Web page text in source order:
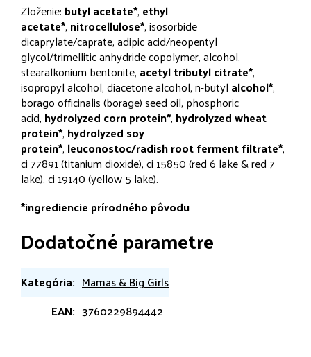
Zloženie: butyl acetate*, ethyl
acetate*, nitrocellulose*, isosorbide
dicaprylate/caprate, adipic acid/neopentyl
glycol/trimellitic anhydride copolymer, alcohol,
stearalkonium bentonite, acetyl tributyl citrate*,
isopropyl alcohol, diacetone alcohol, n-butyl alcohol*,
borago officinalis (borage) seed oil, phosphoric
acid, hydrolyzed corn protein*, hydrolyzed wheat
protein*, hydrolyzed soy
protein*, leuconostoc/radish root ferment filtrate*,
ci 77891 (titanium dioxide), ci 15850 (red 6 lake & red 7
lake), ci 19140 (yellow 5 lake).
*ingrediencie prírodného pôvodu
Dodatočné parametre
Kategória: Mamas & Big Girls
EAN: 3760229894442